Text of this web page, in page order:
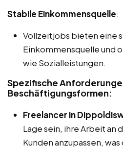
Stabile Einkommensquelle:
Vollzeitjobs bieten eine
Einkommensquelle und
wie Sozialleistungen.
Spezifische
Beschäftigungsformen:
Freelancer in
Lage sein, ihre Arbeit an
Kunden anzupassen,